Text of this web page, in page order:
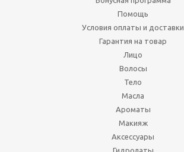
Помощь
Условия оплаты и доставки
Гарантия на товар
Лицо
Волосы
Тело
Масла
Ароматы
Макияж
Аксессуары
Гидролаты